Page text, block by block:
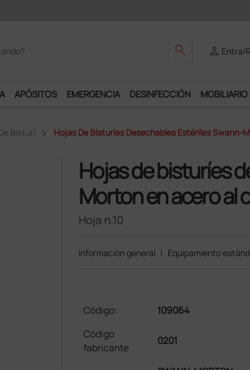
disfrutar de muchos servicios exclusivos.
search person Entra/
APÓSITOS EMERGENCIA DESINFECCIÓN
Bisturí Hojas De Bisturíes Desechables Estériles Swann-
Hojas de bisturíes
Morton en acero al
Hoja n.10
Información general | Equipamiento
Código:
109064
Código
fabricante
0201